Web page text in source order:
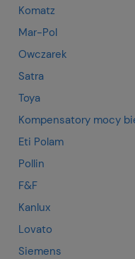
Komatz
Mar-Pol
Owczarek
Satra
Toya
Kompensatory mocy
Eti Polam
Pollin
F&F
Kanlux
Lovato
Siemens